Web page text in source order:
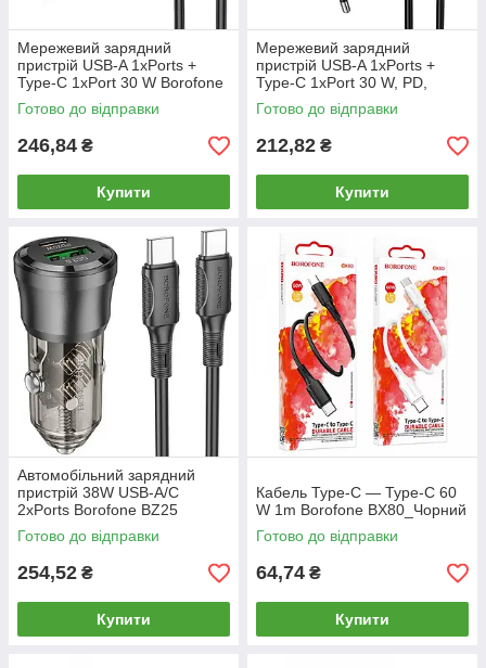
Мережевий зарядний
пристрій USB-A 1xPorts +
Type-C 1xPort 30 W Borofone
+ кабель Type-C to Type-C
BAS85A*/83443
Готово до відправки
246,84 ₴
Купити
Мережевий зарядний
пристрій USB-A 1xPorts +
Type-C 1xPort 30 W, PD,
QC3.0 Hoco Home Charger
CS95A/82705
Готово до відправки
212,82 ₴
Купити
Автомобільний зарядний
пристрій 38W USB-A/C
2xPorts Borofone BZ25
PD20W+QC3.0 + кабель 1 м
Type-C to Type-C 82831
Готово до відправки
254,52 ₴
Купити
Кабель Type-C — Type-C 60
W 1m Borofone BX80_Чорний
Готово до відправки
64,74 ₴
Купити